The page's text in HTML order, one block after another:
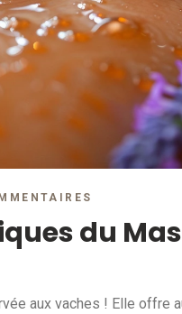
du
aux vaches ! Elle offre